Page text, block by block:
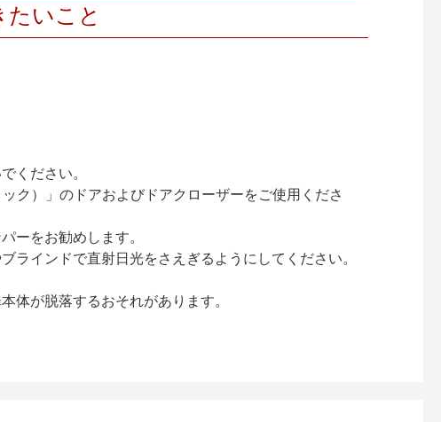
いこと
ください。
ク）」のドアおよびドアクローザーをご使用くださ
ーをお勧めします。
インドで直射日光をさえぎるようにしてください。
体が脱落するおそれがあります。